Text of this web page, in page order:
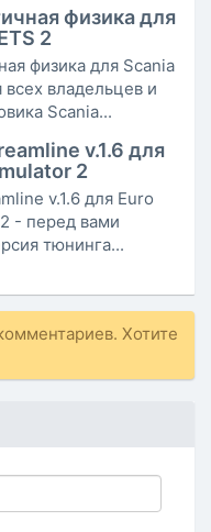
физика для
2
физика для Scania
всех владельцев и
Scania...
v.1.6 для
2
v.1.6 для Euro
- перед вами
тюнинга...
Хотите